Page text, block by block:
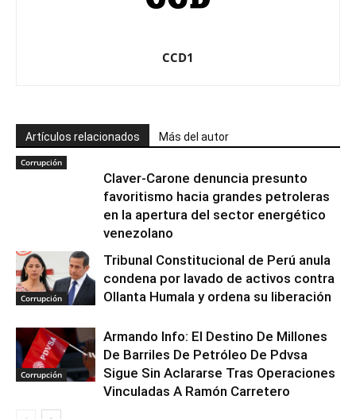
CCD1
Artículos relacionados Más del autor
Corrupción
Claver-Carone denuncia presunto
favoritismo hacia grandes petroleras
en la apertura del sector energético
venezolano
Corrupción
Tribunal Constitucional de Perú anula
condena por lavado de activos contra
Ollanta Humala y ordena su liberación
Corrupción
Armando Info: El Destino De Millones
De Barriles De Petróleo De Pdvsa
Sigue Sin Aclararse Tras Operaciones
Vinculadas A Ramón Carretero